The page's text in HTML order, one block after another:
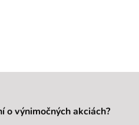
o výnimočných akciách?